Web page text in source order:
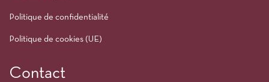
Politique de confidentialité
Politique de cookies (UE)
Contact